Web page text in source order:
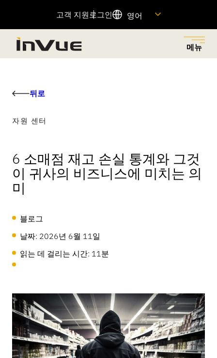
고객 지원로그인 영어
메뉴
즈니스 솔루션을 탐색하세요.
자산 보호
접근 제어
판매 시점
연동 스토어
다.
DIY 및 집 꾸미기
대형마트 & 식료품점
이동통신사
추천 제품
OnePOD
Zips
상품 진열 보안
리 팀에 합류할 수 있는 방법을 알아보세요.
회사 소개
지속가능성
InVue에서의 커리어
비즈니스 파트너
자원 센터
사용 설명서
뒤로
자원 센터
6 소매점 재고 손실 통계와 그것
이 귀사의 비즈니스에 미치는 의
미
블로그
날짜: 2026년 6월 11일
읽는 데 걸리는 시간: 11분